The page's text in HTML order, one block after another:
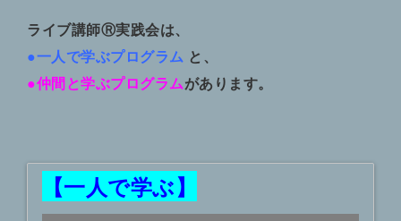
ライブ講師Ⓡ実践会は、
●一人で学ぶプログラム と、
●仲間と学ぶプログラムがあります。
【一人で学ぶ】